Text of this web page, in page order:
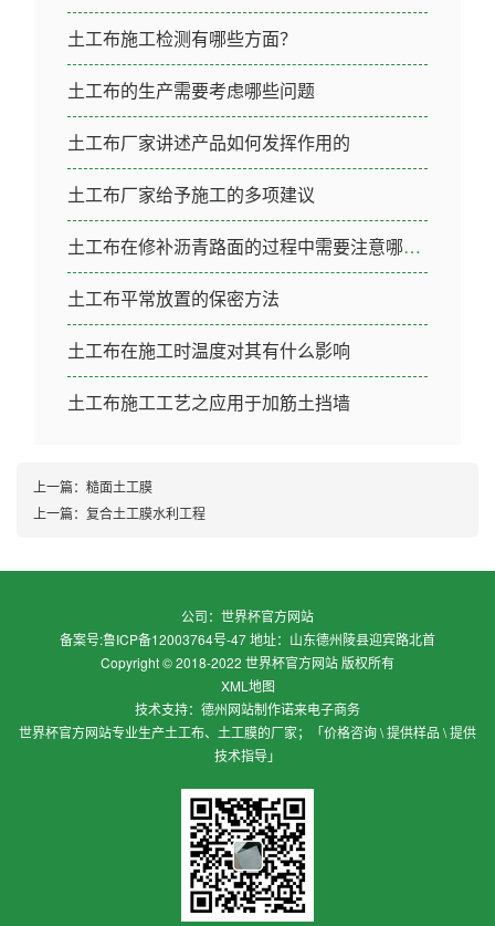
土工布施工检测有哪些方面？
土工布的生产需要考虑哪些问题
土工布厂家讲述产品如何发挥作用的
土工布厂家给予施工的多项建议
土工布在修补沥青路面的过程中需要注意哪些问题
土工布平常放置的保密方法
土工布在施工时温度对其有什么影响
土工布施工工艺之应用于加筋土挡墙
上一篇： 糙面土工膜
上一篇： 复合土工膜水利工程
公司：世界杯官方网站
备案号:鲁ICP备12003764号-47地址：山东德州陵县迎宾路北首
Copyright © 2018-2022 世界杯官方网站 版权所有
XML地图
技术支持： 德州网站制作诺来电子商务
世界杯官方网站专业生产土工布、土工膜的厂家；「价格咨询 \ 提供样品 \ 提供
技术指导」